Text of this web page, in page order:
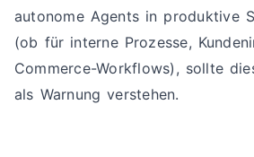
autonome Agents in produktive
(ob für interne Prozesse,
Commerce-Workflows), sollte
als Warnung verstehen.